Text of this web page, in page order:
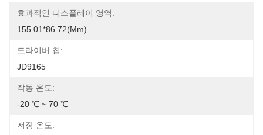
효과적인 디스플레이 영역:
155.01*86.72(mm)
드라이버 칩:
JD9165
작동 온도:
-20 ℃ ~ 70 ℃
저장 온도: